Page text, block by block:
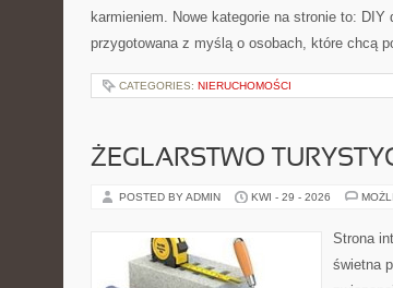
karmieniem. Nowe kategorie na stronie to:
przygotowana z myślą o osobach, które chcą
CATEGORIES: NIERUCHOMOŚCI
ŻEGLARSTWO
POSTED BY ADMIN KWI - 29 - 2026
Strona
świetna